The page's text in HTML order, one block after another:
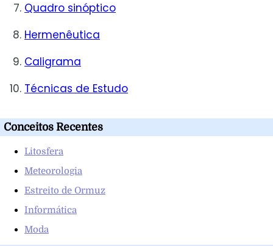
Quadro sinóptico
Hermenêutica
Caligrama
Técnicas de Estudo
Conceitos Recentes
Litosfera
Meteorologia
Estreito de Ormuz
Informática
Moda